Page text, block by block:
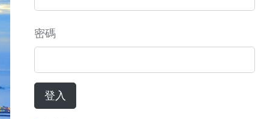
密碼
登入